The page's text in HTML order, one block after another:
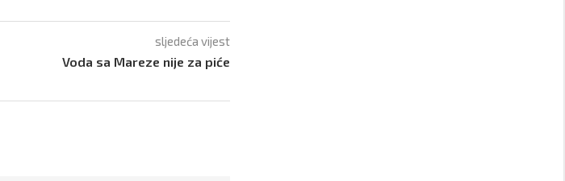
sljedeća vijest
Voda sa Mareze nije za piće